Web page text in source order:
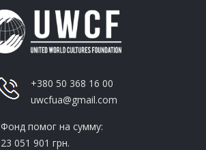
+380 50 368 16 00
uwcfua@gmail.com
Фонд помог на сумму:
23 051 901 грн.